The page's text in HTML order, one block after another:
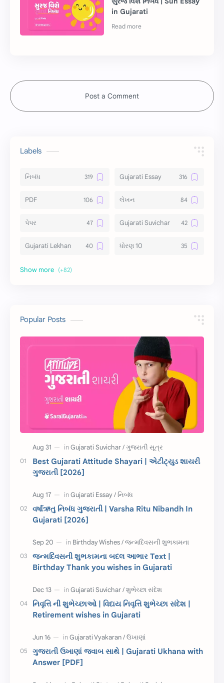
in Gujarati
Post a Comment
Labels
નિબંધ Gujarati Essay
PDF લેખન
પેપર Gujarati Suvichar
Gujarati Lekhan ધોરણ 10
અર્થ વિસ્તાર
10 વાક્યો
સુવિચાર Gujarati Vyakaran
આરતી
અહેવાલ લેખન શુભેચ્છા સંદેશ
Information ગુજરાતી શબ્દો
ધોરણ 5 માહિતી
ગુજરાતી સૂત્ર
ચાલીસા
દિવાળી સમાનાર્થી શબ્દો
સ્પીચ ગુજરાતી
રક્ષાબંધન 26 જાન્યુઆરી
જાણવા જેવું ધોરણ 8
શિક્ષક દિવસ ઉત્તરાયણ
કહેવતો Birthday Wishes
Gujarati Slogans Gujarati Speech
ગુજરાતી વ્યાકરણ
Popular Posts
Best Gujarati Attitude Shayari | એટીટ્યુડ શાયરી
ગુજરાતી [2026]
વર્ષાઋતુ નિબંધ ગુજરાતી | Varsha Ritu Nibandh In
Gujarati [2026]
જન્મદિવસની શુભકામના બદલ આભાર Text |
Birthday Thank you wishes in Gujarati
નિવૃત્તિ ની શુભેચ્છાઓ | વિદાય નિવૃત્તિ શુભેચ્છા સંદેશ |
Retirement wishes in Gujarati
ગુજરાતી ઉખાણાં જવાબ સાથે | Gujarati Ukhana with
Answer [PDF]